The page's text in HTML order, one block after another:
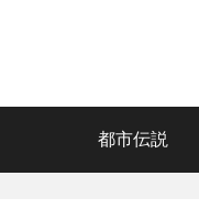
都市伝説